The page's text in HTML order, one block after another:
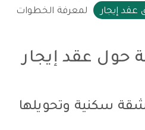
عقد إيجار
لمعرفة الخطوات
حول عقد إيجار
سكنية وتحويلها